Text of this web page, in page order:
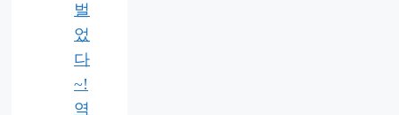
벌
었
다
~!
역